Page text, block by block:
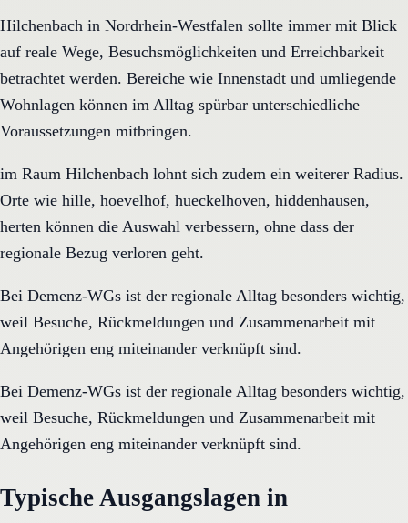
Hilchenbach in Nordrhein-Westfalen sollte immer mit Blick
auf reale Wege, Besuchsmöglichkeiten und Erreichbarkeit
betrachtet werden. Bereiche wie Innenstadt und umliegende
Wohnlagen können im Alltag spürbar unterschiedliche
Voraussetzungen mitbringen.
im Raum Hilchenbach lohnt sich zudem ein weiterer Radius.
Orte wie hille, hoevelhof, hueckelhoven, hiddenhausen,
herten können die Auswahl verbessern, ohne dass der
regionale Bezug verloren geht.
Bei Demenz-WGs ist der regionale Alltag besonders wichtig,
weil Besuche, Rückmeldungen und Zusammenarbeit mit
Angehörigen eng miteinander verknüpft sind.
Bei Demenz-WGs ist der regionale Alltag besonders wichtig,
weil Besuche, Rückmeldungen und Zusammenarbeit mit
Angehörigen eng miteinander verknüpft sind.
Typische Ausgangslagen in